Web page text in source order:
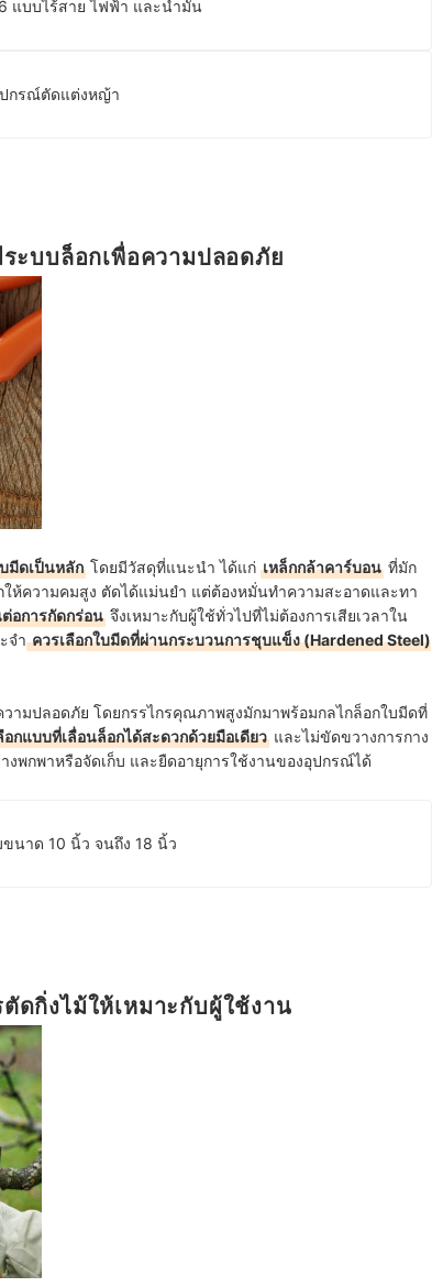
แบบไร้สาย ไฟฟ้า และน้ำมัน
กรณ์ตัดแต่งหญ้า
ะบบล็อกเพื่อความปลอดภัย
มีดเป็นหลัก โดยมีวัสดุที่แนะนำ ได้แก่ เหล็กกล้าคาร์บอน ที่มัก
ให้ความคมสูง ตัดได้แม่นยำ แต่ต้องหมั่นทำความสะอาดและทา
อการกัดกร่อน จึงเหมาะกับผู้ใช้ทั่วไปที่ไม่ต้องการเสียเวลาใน
จำควรเลือกใบมีดที่ผ่านกระบวนการชุบแข็ง (Hardened Steel)
ามปลอดภัย โดยกรรไกรคุณภาพสูงมักมาพร้อมกลไกล็อกใบมีดที่
อกแบบที่เลื่อนล็อกได้สะดวกด้วยมือเดียว และไม่ขัดขวางการกาง
งพกพาหรือจัดเก็บ และยืดอายุการใช้งานของอุปกรณ์ได้
นาด 10 นิ้ว จนถึง 18 นิ้ว
ดกิ่งไม้ให้เหมาะกับผู้ใช้งาน